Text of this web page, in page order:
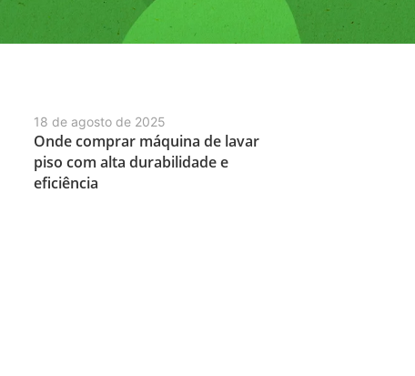
18 de agosto de 2025
Onde comprar máquina de lavar
piso com alta durabilidade e
eficiência